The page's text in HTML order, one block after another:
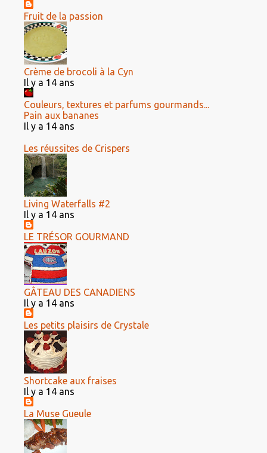
Fruit de la passion
Crème de brocoli à la Cyn
Il y a 14 ans
Couleurs, textures et parfums gourmands...
Pain aux bananes
Il y a 14 ans
Les réussites de Crispers
Living Waterfalls #2
Il y a 14 ans
LE TRÉSOR GOURMAND
GÂTEAU DES CANADIENS
Il y a 14 ans
Les petits plaisirs de Crystale
Shortcake aux fraises
Il y a 14 ans
La Muse Gueule